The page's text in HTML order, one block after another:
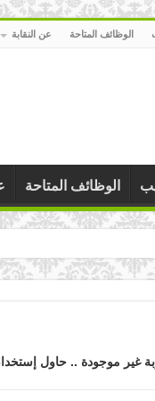
الوظائف المتاحة عن النقابة
الوظائف المتاحة
غير موجودة .. حاول